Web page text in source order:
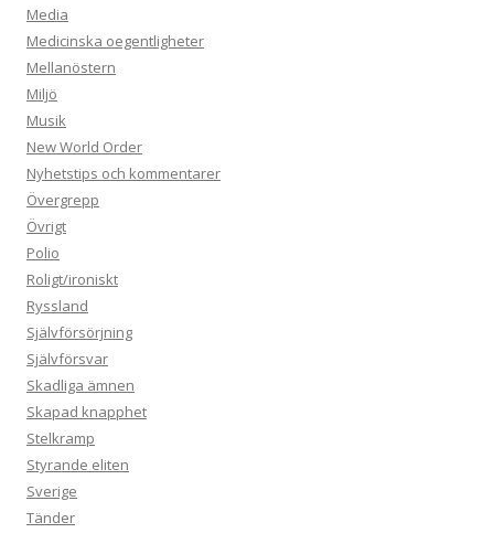
Media
Medicinska oegentligheter
Mellanöstern
Miljö
Musik
New World Order
Nyhetstips och kommentarer
Övergrepp
Övrigt
Polio
Roligt/ironiskt
Ryssland
Självförsörjning
Självförsvar
Skadliga ämnen
Skapad knapphet
Stelkramp
Styrande eliten
Sverige
Tänder